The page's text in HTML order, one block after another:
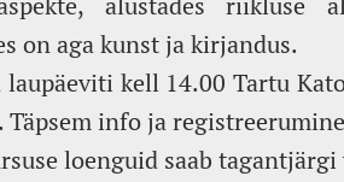
on aga kunst ja kirjandus.
kell 14.00 Tartu
info ja
loenguid saab tagantjärgi